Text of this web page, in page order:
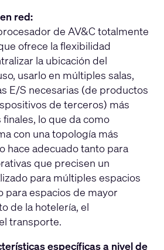
red:
de AV&C totalmente
ofrece la flexibilidad
la ubicación del
usarlo en múltiples salas,
E/S necesarias (de productos
de terceros) más
lo que da como
con una topología más
hace adecuado tanto para
que precisen un
para múltiples espacios
para espacios de mayor
de la hotelería, el
transporte.
específicas a nivel de